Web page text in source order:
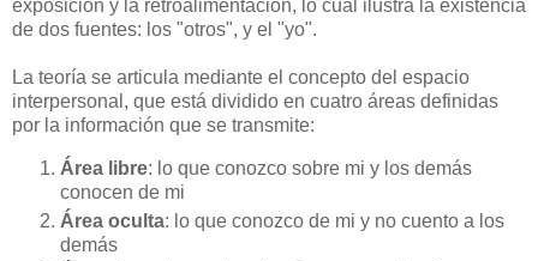
exposición y la retroalimentación, lo cual ilustra la existencia
de dos fuentes: los "otros", y el "yo".
La teoría se articula mediante el concepto del espacio
interpersonal, que está dividido en cuatro áreas definidas
por la información que se transmite:
Área libre: lo que conozco sobre mi y los demás
conocen de mi
Área oculta: lo que conozco de mi y no cuento a los
demás